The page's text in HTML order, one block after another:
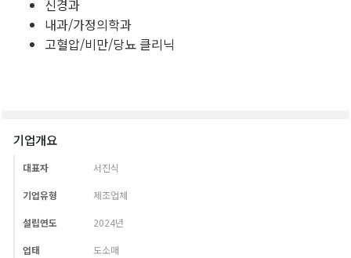
기업개요
대표자 서진식
기업유형 제조업체
설립연도 2024년
업태 도소매